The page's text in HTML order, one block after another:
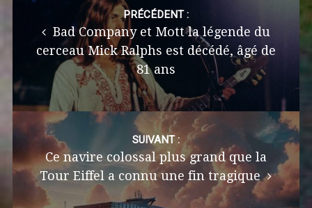
PRÉCÉDENT :
Bad Company et Mott la légende du
cerceau Mick Ralphs est décédé, âgé de
81 ans
SUIVANT :
Ce navire colossal plus grand que la
Tour Eiffel a connu une fin tragique